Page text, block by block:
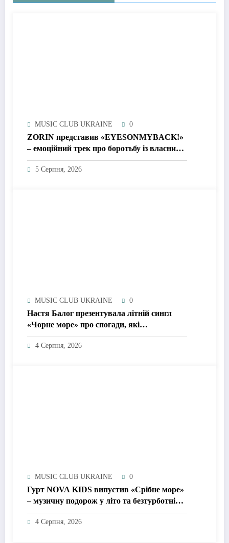
MUSIC CLUB UKRAINE 0
ZORIN представив «EYESONMYBACK!»
– емоційний трек про боротьбу із власними
думками
5 Серпня, 2026
MUSIC CLUB UKRAINE 0
Настя Балог презентувала літній сингл
«Чорне море» про спогади, які
залишаються назавжди
4 Серпня, 2026
MUSIC CLUB UKRAINE 0
Гурт NOVA KIDS випустив «Срібне море»
– музичну подорож у літо та безтурботні
2010-ті
4 Серпня, 2026